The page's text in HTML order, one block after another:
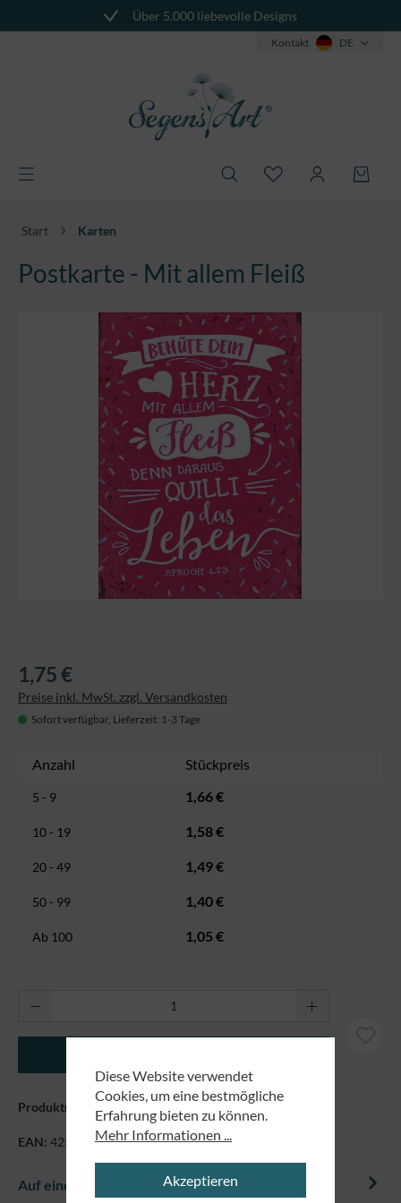
Über 5.000 liebevolle Designs
Kontakt DE
Start Karten
Postkarte - Mit allem Fleiß
Bildergalerie überspringen
1,75 €
Preise inkl. MwSt. zzgl. Versandkosten
Sofort verfügbar, Lieferzeit: 1-3 Tage
Anzahl Stückpreis
5 - 9 1,66 €
10 - 19 1,58 €
20 - 49 1,49 €
50 - 99 1,40 €
Ab 100 1,05 €
Produkt Anzahl: Gib den gewünschten
Produktnummer: 1272
EAN: 4250479847774
Auf einem Blick
Diese Website verwendet
Cookies, um eine bestmögliche
Erfahrung bieten zu können.
Mehr Informationen ...
Akzeptieren